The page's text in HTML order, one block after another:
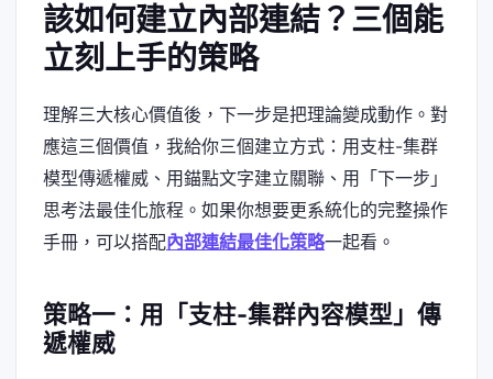
該如何建立內部連結？三個能
立刻上手的策略
理解三大核心價值後，下一步是把理論變成動作。對
應這三個價值，我給你三個建立方式：用支柱-集群
模型傳遞權威、用錨點文字建立關聯、用「下一步」
思考法最佳化旅程。如果你想要更系統化的完整操作
手冊，可以搭配內部連結最佳化策略一起看。
策略一：用「支柱-集群內容模型」傳
遞權威